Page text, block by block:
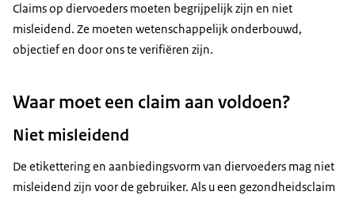
Claims op diervoeders moeten begrijpelijk zijn en niet
misleidend. Ze moeten wetenschappelijk onderbouwd,
objectief en door ons te verifiëren zijn.
Waar moet een claim aan voldoen?
Niet misleidend
De etikettering en aanbiedingsvorm van diervoeders mag niet
misleidend zijn voor de gebruiker. Als u een gezondheidsclaim